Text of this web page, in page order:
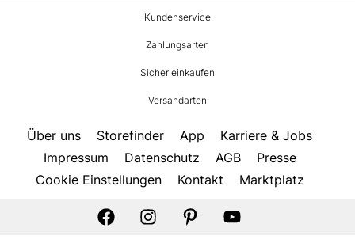
Kundenservice
Zahlungsarten
Sicher einkaufen
Versandarten
Über uns Storefinder App
Karriere & Jobs
Impressum
Datenschutz AGB
Presse
Cookie Einstellungen
Kontakt Marktplatz